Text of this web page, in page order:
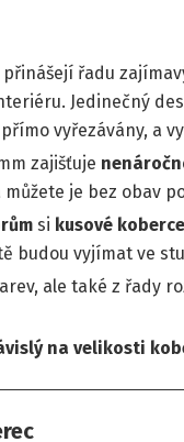
přinášejí řadu
Jedinečný
vyřezávány, a
zajišťuje
je bez obav
si kusové koberce
budou vyjímat ve
ale také z řady
na velikosti